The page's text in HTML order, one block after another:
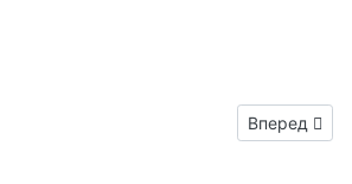
"Горловка.Сегодня" выпуск №517
Следующий:
Вперед